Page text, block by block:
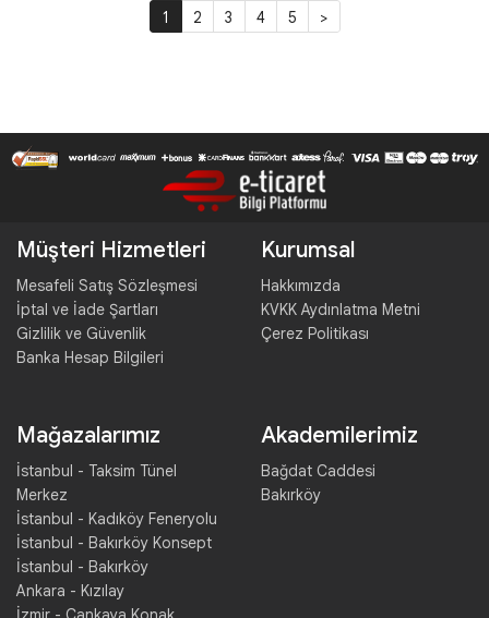
1 2 3 4 5 >
Müşteri Hizmetleri
Mesafeli Satış Sözleşmesi
İptal ve İade Şartları
Gizlilik ve Güvenlik
Banka Hesap Bilgileri
Kurumsal
Hakkımızda
KVKK Aydınlatma Metni
Çerez Politikası
Mağazalarımız
İstanbul - Taksim Tünel
Merkez
İstanbul - Kadıköy Feneryolu
İstanbul - Bakırköy Konsept
İstanbul - Bakırköy
Ankara - Kızılay
Akademilerimiz
Bağdat Caddesi
Bakırköy